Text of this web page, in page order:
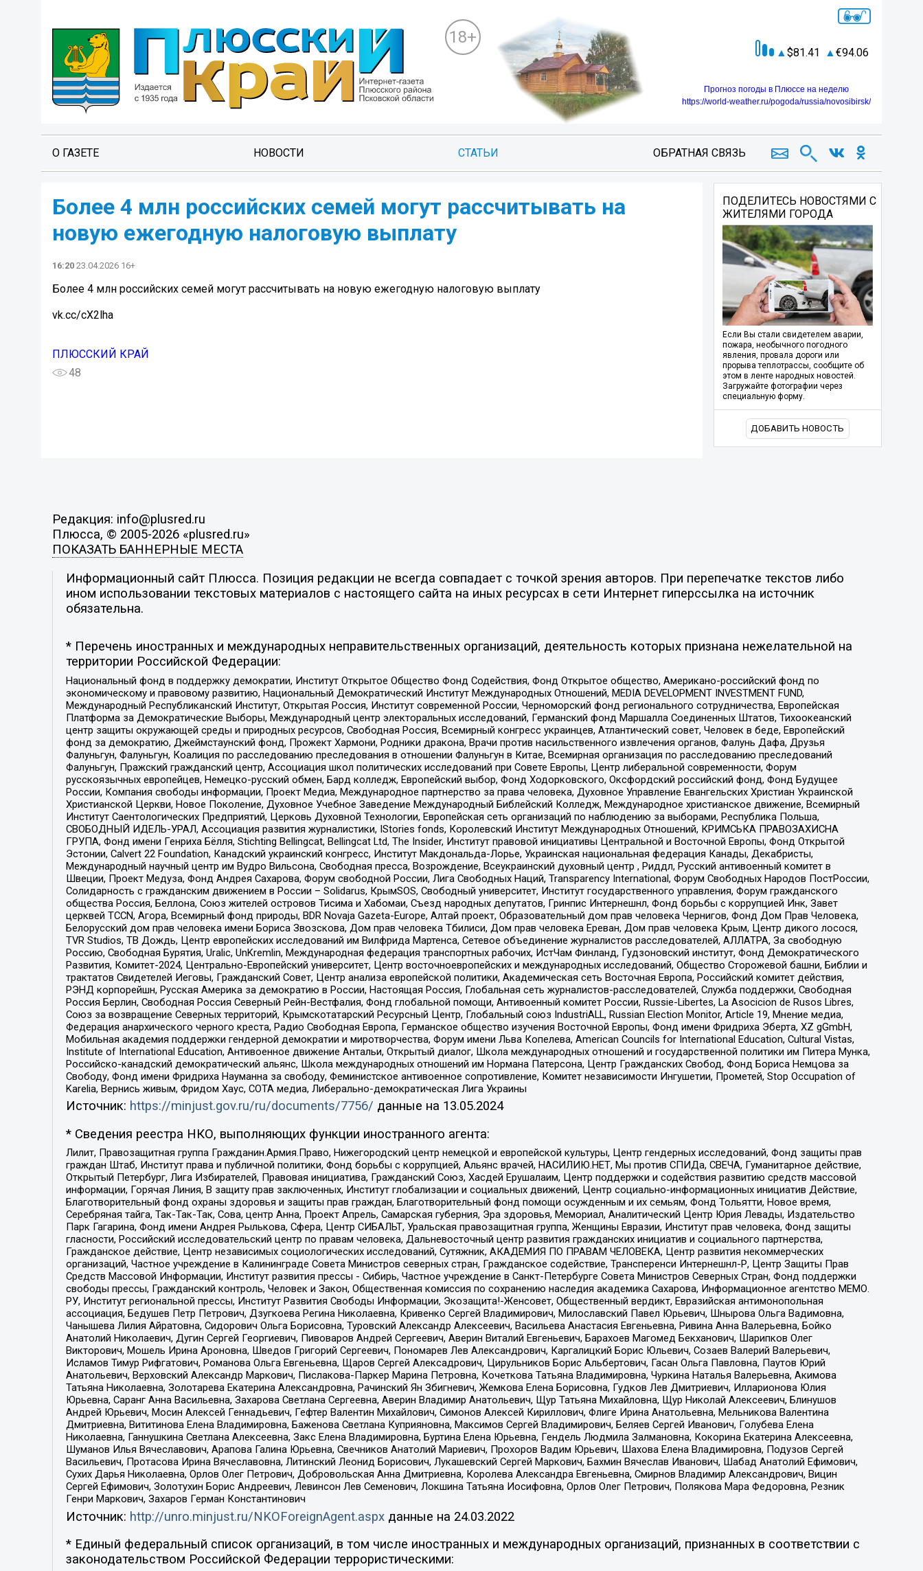
18+
81.41 94.06
Прогноз погоды в Плюссе на неделю
https://world-weather.ru/pogoda/russia/novosibirsk/
О ГАЗЕТЕ НОВОСТИ СТАТЬИ ОБРАТНАЯ СВЯЗЬ
Более 4 млн российских семей могут рассчитывать на
новую ежегодную налоговую выплату
16:20 23.04.2026 16+
Более 4 млн российских семей могут рассчитывать на новую ежегодную налоговую выплату
vk.cc/cX2lha
ПЛЮССКИЙ КРАЙ
48
ПОДЕЛИТЕСЬ НОВОСТЯМИ С
ЖИТЕЛЯМИ ГОРОДА
Если Вы стали свидетелем аварии,
пожара, необычного погодного
явления, провала дороги или
прорыва теплотрассы, сообщите об
этом в ленте народных новостей.
Загружайте фотографии через
специальную форму.
ДОБАВИТЬ НОВОСТЬ
Редакция: info@plusred.ru
Плюсса, © 2005-2026 «plusred.ru»
ПОКАЗАТЬ БАННЕРНЫЕ МЕСТА
Информационный сайт Плюсса. Позиция редакции не всегда совпадает с точкой зрения авторов. При перепечатке текстов либо
ином использовании текстовых материалов с настоящего сайта на иных ресурсах в сети Интернет гиперссылка на источник
обязательна.
* Перечень иностранных и международных неправительственных организаций, деятельность которых признана нежелательной на
территории Российской Федерации:
Национальный фонд в поддержку демократии, Институт Открытое Общество Фонд Содействия, Фонд Открытое общество, Американо-российский фонд по
экономическому и правовому развитию, Национальный Демократический Институт Международных Отношений, MEDIA DEVELOPMENT INVESTMENT FUND,
Международный Республиканский Институт, Открытая Россия, Институт современной России, Черноморский фонд регионального сотрудничества, Европейская
Платформа за Демократические Выборы, Международный центр электоральных исследований, Германский фонд Маршалла Соединенных Штатов, Тихоокеанский
центр защиты окружающей среды и природных ресурсов, Свободная Россия, Всемирный конгресс украинцев, Атлантический совет, Человек в беде, Европейский
фонд за демократию, Джеймстаунский фонд, Прожект Хармони, Родники дракона, Врачи против насильственного извлечения органов, Фалунь Дафа, Друзья
Фалуньгун, Фалуньгун, Коалиция по расследованию преследования в отношении Фалуньгун в Китае, Всемирная организация по расследованию преследований
Фалуньгун, Пражский гражданский центр, Ассоциация школ политических исследований при Совете Европы, Центр либеральной современности, Форум
русскоязычных европейцев, Немецко-русский обмен, Бард колледж, Европейский выбор, Фонд Ходорковского, Оксфордский российский фонд, Фонд Будущее
России, Компания свободы информации, Проект Медиа, Международное партнерство за права человека, Духовное Управление Евангельских Христиан Украинской
Христианской Церкви, Новое Поколение, Духовное Учебное Заведение Международный Библейский Колледж, Международное христианское движение, Всемирный
Институт Саентологических Предприятий, Церковь Духовной Технологии, Европейская сеть организаций по наблюдению за выборами, Республика Польша,
СВОБОДНЫЙ ИДЕЛЬ-УРАЛ, Ассоциация развития журналистики, IStories fonds, Королевский Институт Международных Отношений, КРИМСЬКА ПРАВОЗАХИСНА
ГРУПА, Фонд имени Генриха Бёлля, Stichting Bellingcat, Bellingcat Ltd, The Insider, Институт правовой инициативы Центральной и Восточной Европы, Фонд Открытой
Эстонии, Calvert 22 Foundation, Канадский украинский конгресс, Институт Макдональда-Лорье, Украинская национальная федерация Канады, Декабристы,
Международный научный центр им Вудро Вильсона, Свободная пресса, Возрождение, Всеукраинский духовный центр , Риддл, Русский антивоенный комитет в
Швеции, Проект Медуза, Фонд Андрея Сахарова, Форум свободной России, Лига Свободных Наций, Transparеncy International, Форум Свободных Народов ПостРоссии,
Солидарность с гражданским движением в России – Solidarus, КрымSOS, Свободный университет, Институт государственного управления, Форум гражданского
общества Россия, Беллона, Союз жителей островов Тисима и Хабомаи, Съезд народных депутатов, Гринпис Интернешнл, Фонд борьбы с коррупцией Инк, Завет
церквей TCCN, Агора, Всемирный фонд природы, BDR Novaja Gazeta-Europe, Алтай проект, Образовательный дом прав человека Чернигов, Фонд Дом Прав Человека,
Белорусский дом прав человека имени Бориса Звозскова, Дом прав человека Тбилиси, Дом прав человека Ереван, Дом прав человека Крым, Центр дикого лосося,
TVR Studios, ТВ Дождь, Центр европейских исследований им Вилфрида Мартенса, Сетевое объединение журналистов расследователей, АЛЛАТРА, За свободную
Россию, Свободная Бурятия, Uralic, UnKremlin, Международная федерация транспортных рабочих, ИстЧам Финланд, Гудзоновский институт, Фонд Демократического
Развития, Комитет-2024, Центрально-Европейский университет, Центр восточноевропейских и международных исследований, Общество Сторожевой башни, Библии и
трактатов Свидетелей Иеговы, Гражданский Совет, Центр анализа европейской политики, Академическая сеть Восточная Европа, Российский комитет действия,
РЭНД корпорейшн, Русская Америка за демократию в России, Настоящая Россия, Глобальная сеть журналистов-расследователей, Служба поддержки, Свободная
Россия Берлин, Свободная Россия Северный Рейн-Вестфалия, Фонд глобальной помощи, Антивоенный комитет России, Russie-Libertes, La Asocicion de Rusos Libres,
Союз за возвращение Северных территорий, Крымскотатарский Ресурсный Центр, Глобальный союз IndustriALL, Russian Election Monitor, Article 19, Мнение медиа,
Федерация анархического черного креста, Радио Свободная Европа, Германское общество изучения Восточной Европы, Фонд имени Фридриха Эберта, XZ gGmbH,
Мобильная академия поддержки гендерной демократии и миротворчества, Форум имени Льва Копелева, American Councils for International Education, Cultural Vistas,
Institute of International Education, Антивоенное движение Антальи, Открытый диалог, Школа международных отношений и государственной политики им Питера Мунка,
Российско-канадский демократический альянс, Школа международных отношений им Нормана Патерсона, Центр Гражданских Свобод, Фонд Бориса Немцова за
Свободу, Фонд имени Фридриха Науманна за свободу, Феминистское антивоенное сопротивление, Комитет независимости Ингушетии, Прометей, Stop Occupation of
Karelia, Вернись живым, Фридом Хаус, СОТА медиа, Либерально-демократическая Лига Украины
Источник: https://minjust.gov.ru/ru/documents/7756/ данные на 13.05.2024
* Сведения реестра НКО, выполняющих функции иностранного агента:
Лилит, Правозащитная группа Гражданин.Армия.Право, Нижегородский центр немецкой и европейской культуры, Центр гендерных исследований, Фонд защиты прав
граждан Штаб, Институт права и публичной политики, Фонд борьбы с коррупцией, Альянс врачей, НАСИЛИЮ.НЕТ, Мы против СПИДа, СВЕЧА, Гуманитарное действие,
Открытый Петербург, Лига Избирателей, Правовая инициатива, Гражданский Союз, Хасдей Ерушалаим, Центр поддержки и содействия развитию средств массовой
информации, Горячая Линия, В защиту прав заключенных, Институт глобализации и социальных движений, Центр социально-информационных инициатив Действие,
Благотворительный фонд охраны здоровья и защиты прав граждан, Благотворительный фонд помощи осужденным и их семьям, Фонд Тольятти, Новое время,
Серебряная тайга, Так-Так-Так, Сова, центр Анна, Проект Апрель, Самарская губерния, Эра здоровья, Мемориал, Аналитический Центр Юрия Левады, Издательство
Парк Гагарина, Фонд имени Андрея Рылькова, Сфера, Центр СИБАЛЬТ, Уральская правозащитная группа, Женщины Евразии, Институт прав человека, Фонд защиты
гласности, Российский исследовательский центр по правам человека, Дальневосточный центр развития гражданских инициатив и социального партнерства,
Гражданское действие, Центр независимых социологических исследований, Сутяжник, АКАДЕМИЯ ПО ПРАВАМ ЧЕЛОВЕКА, Центр развития некоммерческих
организаций, Частное учреждение в Калининграде Совета Министров северных стран, Гражданское содействие, Трансперенси Интернешнл-Р, Центр Защиты Прав
Средств Массовой Информации, Институт развития прессы - Сибирь, Частное учреждение в Санкт-Петербурге Совета Министров Северных Стран, Фонд поддержки
свободы прессы, Гражданский контроль, Человек и Закон, Общественная комиссия по сохранению наследия академика Сахарова, Информационное агентство МЕМО.
РУ, Институт региональной прессы, Институт Развития Свободы Информации, Экозащита!-Женсовет, Общественный вердикт, Евразийская антимонопольная
ассоциация, Бедушев Петр Петрович, Дзугкоева Регина Николаевна, Кривенко Сергей Владимирович, Милославский Павел Юрьевич, Шнырова Ольга Вадимовна,
Чанышева Лилия Айратовна, Сидорович Ольга Борисовна, Туровский Александр Алексеевич, Васильева Анастасия Евгеньевна, Ривина Анна Валерьевна, Бойко
Анатолий Николаевич, Дугин Сергей Георгиевич, Пивоваров Андрей Сергеевич, Аверин Виталий Евгеньевич, Барахоев Магомед Бекханович, Шарипков Олег
Викторович, Мошель Ирина Ароновна, Шведов Григорий Сергеевич, Пономарев Лев Александрович, Каргалицкий Борис Юльевич, Созаев Валерий Валерьевич,
Исламов Тимур Рифгатович, Романова Ольга Евгеньевна, Щаров Сергей Алексадрович, Цирульников Борис Альбертович, Гасан Ольга Павловна, Паутов Юрий
Анатольевич, Верховский Александр Маркович, Пислакова-Паркер Марина Петровна, Кочеткова Татьяна Владимировна, Чуркина Наталья Валерьевна, Акимова
Татьяна Николаевна, Золотарева Екатерина Александровна, Рачинский Ян Збигневич, Жемкова Елена Борисовна, Гудков Лев Дмитриевич, Илларионова Юлия
Юрьевна, Саранг Анна Васильевна, Захарова Светлана Сергеевна, Аверин Владимир Анатольевич, Щур Татьяна Михайловна, Щур Николай Алексеевич, Блинушов
Андрей Юрьевич, Мосин Алексей Геннадьевич, Гефтер Валентин Михайлович, Симонов Алексей Кириллович, Флиге Ирина Анатольевна, Мельникова Валентина
Дмитриевна, Вититинова Елена Владимировна, Баженова Светлана Куприяновна, Максимов Сергей Владимирович, Беляев Сергей Иванович, Голубева Елена
Николаевна, Ганнушкина Светлана Алексеевна, Закс Елена Владимировна, Буртина Елена Юрьевна, Гендель Людмила Залмановна, Кокорина Екатерина Алексеевна,
Шуманов Илья Вячеславович, Арапова Галина Юрьевна, Свечников Анатолий Мариевич, Прохоров Вадим Юрьевич, Шахова Елена Владимировна, Подузов Сергей
Васильевич, Протасова Ирина Вячеславовна, Литинский Леонид Борисович, Лукашевский Сергей Маркович, Бахмин Вячеслав Иванович, Шабад Анатолий Ефимович,
Сухих Дарья Николаевна, Орлов Олег Петрович, Добровольская Анна Дмитриевна, Королева Александра Евгеньевна, Смирнов Владимир Александрович, Вицин
Сергей Ефимович, Золотухин Борис Андреевич, Левинсон Лев Семенович, Локшина Татьяна Иосифовна, Орлов Олег Петрович, Полякова Мара Федоровна, Резник
Генри Маркович, Захаров Герман Константинович
Источник: http://unro.minjust.ru/NKOForeignAgent.aspxданные на 24.03.2022
* Единый федеральный список организаций, в том числе иностранных и международных организаций, признанных в соответствии с
законодательством Российской Федерации террористическими: